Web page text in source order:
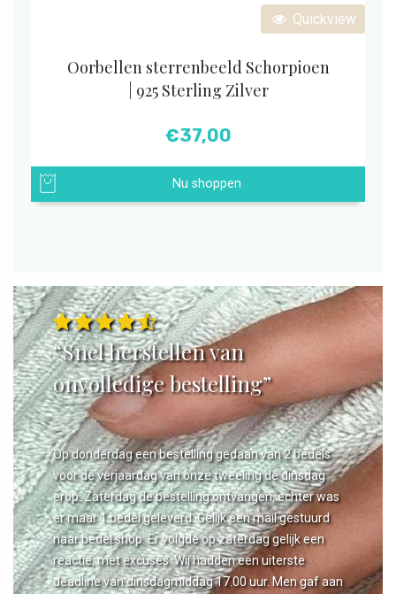
Quickview
Oorbellen sterrenbeeld Schorpioen
| 925 Sterling Zilver
€37,00
Nu shoppen
“Snel herstellen van
onvolledige bestelling”
Op donderdag een bestelling gedaan van 2 bedels
voor de verjaardag van onze tweeling de dinsdag
erop. Zaterdag de bestelling ontvangen, echter was
er maar 1 bedel geleverd. Gelijk een mail gestuurd
naar bedel.shop. Er volgde op zaterdag gelijk een
reactie, met excuses. Wij hadden een uiterste
deadline van dinsdagmiddag 17.00 uur. Men gaf aan